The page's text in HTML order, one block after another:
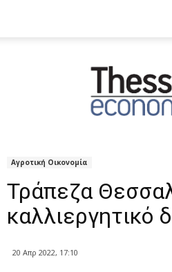
Αγροτική Οικονομία
Τράπεζα
καλλιεργητικό
20 Απρ 2022, 17:10